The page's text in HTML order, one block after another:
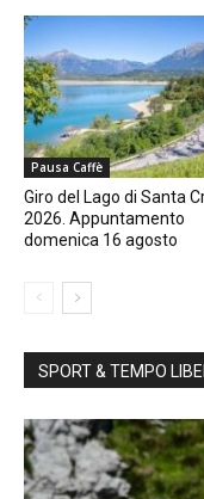
Pausa Caffè
Giro del Lago di Santa
2026. Appuntamento
domenica 16 agosto
SPORT & TEMPO